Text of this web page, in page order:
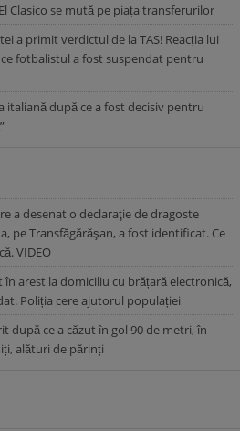
Clasico se mută pe piața transferurilor
a primit verdictul de la TAS! Reacția lui
ce fotbalistul a fost suspendat pentru
italiană după ce a fost decisiv pentru
a desenat o declaraţie de dragoste
pe Transfăgărăşan, a fost identificat. Ce
VIDEO
în arest la domiciliu cu brățară electronică,
Poliția cere ajutorul populației
după ce a căzut în gol 90 de metri, în
alături de părinți